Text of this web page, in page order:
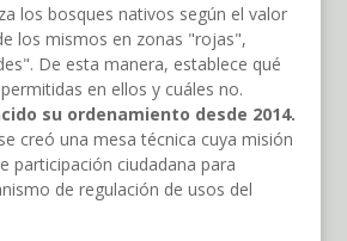
los bosques nativos según el valor
los mismos en zonas "rojas",
De esta manera, establece qué
en ellos y cuáles no.
su ordenamiento desde 2014.
creó una mesa técnica cuya misión
participación ciudadana para
de regulación de usos del